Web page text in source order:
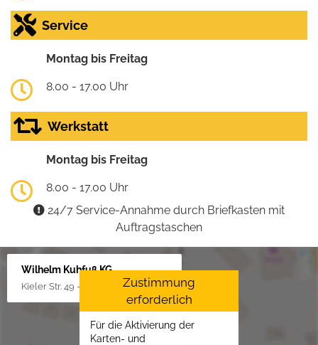
Service
Montag bis Freitag
8.00 - 17.00 Uhr
Werkstatt
Montag bis Freitag
8.00 - 17.00 Uhr
24/7 Service-Annahme durch Briefkasten mit
Auftragstaschen
Wilhelm Kuhfuß KG
Kieler Str. 49 - 51, 25451 Quickborn
Zustimmung
erforderlich
Für die Aktivierung der
Karten- und